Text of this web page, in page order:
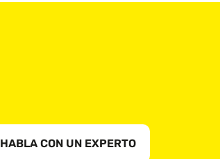
HABLA CON UN EXPERTO